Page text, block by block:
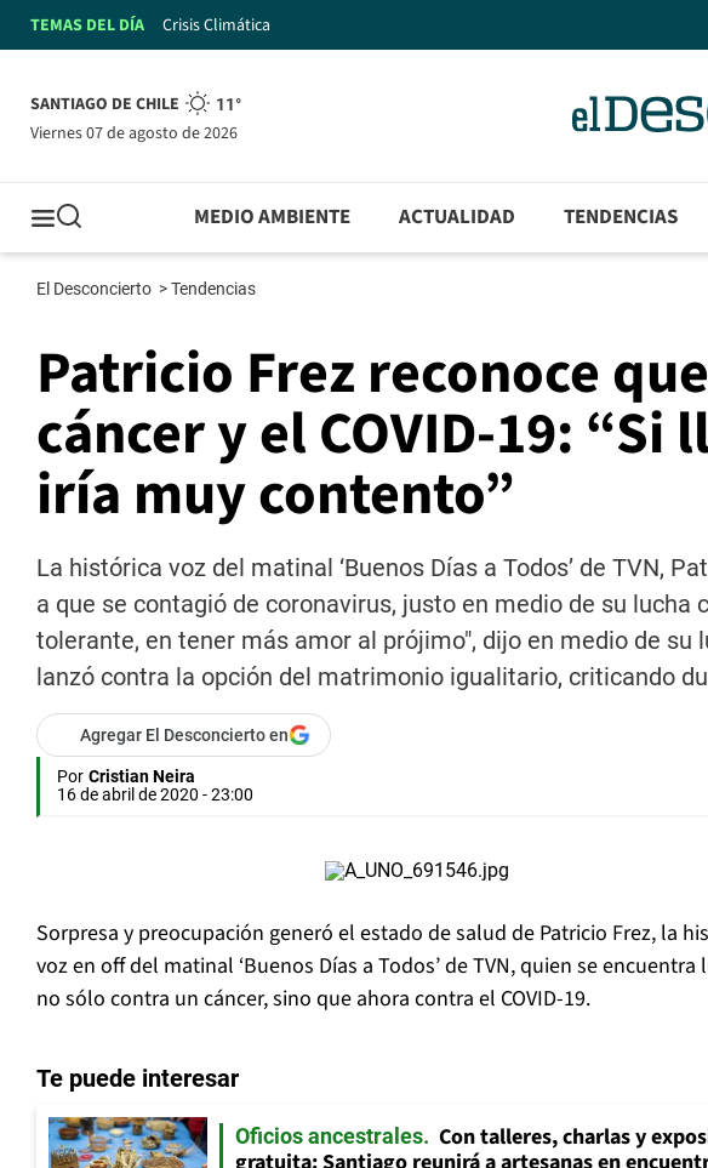
TEMAS DEL DÍA Crisis Climática
SANTIAGO DE CHILE 11°
viernes 07 de agosto de 2026
MEDIO AMBIENTE ACTUALIDAD TENDENCIAS
El Desconcierto >Tendencias
Patricio Frez reconoce
cáncer y el COVID-19: “Si
iría muy contento”
La histórica voz del matinal ‘Buenos Días a Todos’ de TVN,
a que se contagió de coronavirus, justo en medio de su lucha
tolerante, en tener más amor al prójimo", dijo en medio de su
lanzó contra la opción del matrimonio igualitario, criticando
Agregar El Desconcierto en
Por Cristian Neira
16 de abril de 2020 - 23:00
Sorpresa y preocupación generó el estado de salud de Patricio Frez, la
voz en off del matinal ‘Buenos Días a Todos’ de TVN, quien se encuentra
no sólo contra un cáncer, sino que ahora contra el COVID-19.
Te puede interesar
Oficios ancestrales
Con talleres, charlas y